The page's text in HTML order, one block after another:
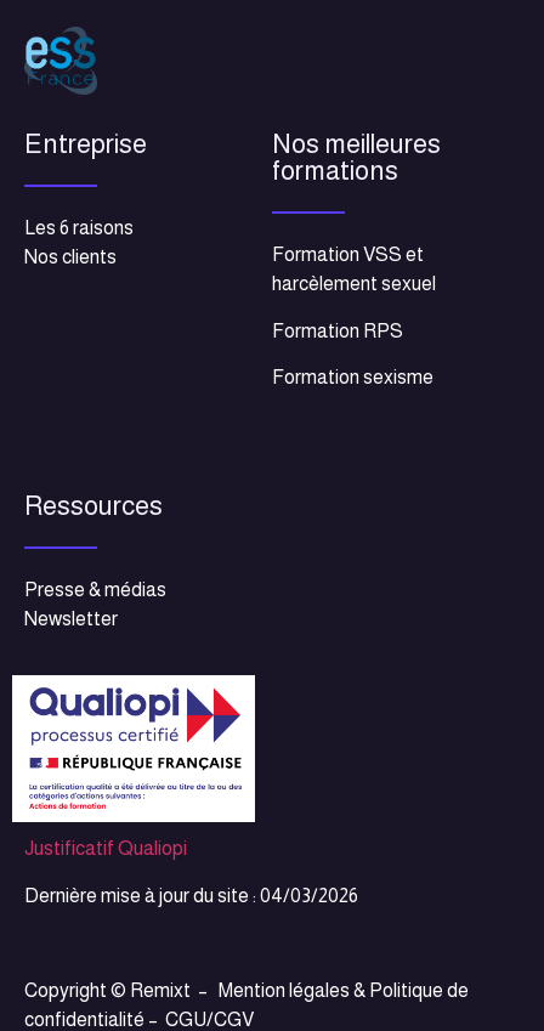
Entreprise
Les 6 raisons
Nos clients
Nos meilleures
formations
Formation VSS et
harcèlement sexuel
Formation RPS
Formation sexisme
Ressources
Presse & médias
Newsletter
Justificatif Qualiopi
Dernière mise à jour du site : 04/03/2026
Copyright © Remixt –
Mention légales & Politique de
confidentialité – CGU/CGV